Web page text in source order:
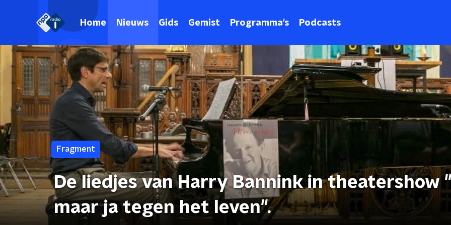
Home Nieuws Gids Gemist Programma's Podcasts
Fragment
De liedjes van Harry Bannink in theatershow
maar ja tegen het leven".